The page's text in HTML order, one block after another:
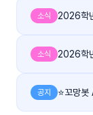
소식 2026학
소식 2026학
공지 ⭐꼬망봇